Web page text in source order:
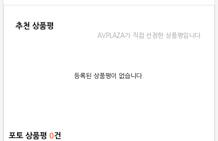
추천 상품평
AVPLAZA가 직접 선정한 상품평입니다.
등록된 상품평이 없습니다.
포토 상품평 0건